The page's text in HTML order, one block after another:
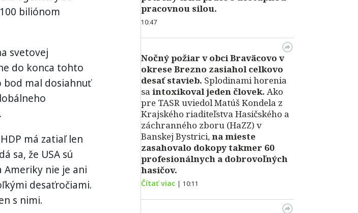
biliónom
svetovej
do konca tohto
bod mal dosiahnuť
má zatiaľ len
sa, že USA sú
nie je ani
desaťročiami.
s nimi.
pracovnou silou.
10:47
Nočný požiar v obci Braväcovo v
okrese Brezno zasiahol celkovo
desať stavieb. Splodinami horenia
sa intoxikoval jeden človek. Ako
pre TASR uviedol Matúš Kondela z
Krajského riaditeľstva Hasičského a
záchranného zboru (HaZZ) v
Banskej Bystrici,na mieste
zasahovalo dokopy takmer 60
profesionálnych a dobrovoľných
hasičov.
Čítať viac | 10:11